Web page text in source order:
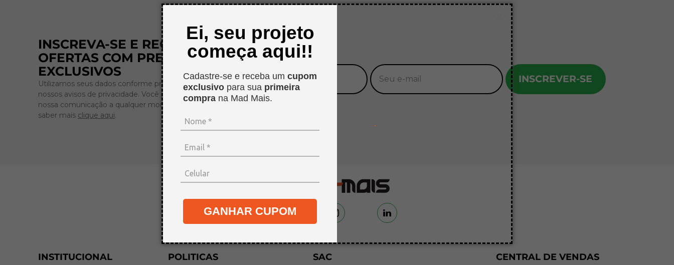
Ei, seu projeto
começa aqui!!
Cadastre-se e receba um cupom
exclusivo para sua primeira
compra na Mad Mais.
GANHAR CUPOM
.
INSCREVA-SE E RECEBA
OFERTAS COM PREÇOS
EXCLUSIVOS
Utilizamos seus dados conforme previsto em
nossos avisos de privacidade. Você pode cancelar
nossa comunicação a qualquer momento. Para
saber mais clique aqui.
INSCREVER-SE
INSTITUCIONAL POLITICAS SAC CENTRAL DE VENDAS